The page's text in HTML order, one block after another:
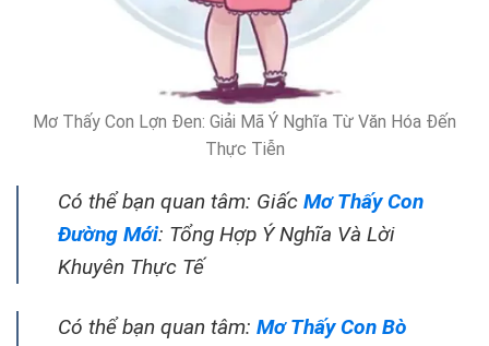
Mơ Thấy Con Lợn Đen: Giải Mã Ý Nghĩa Từ Văn Hóa Đến
Thực Tiễn
Có thể bạn quan tâm: Giấc Mơ Thấy Con
Đường Mới: Tổng Hợp Ý Nghĩa Và Lời
Khuyên Thực Tế
Có thể bạn quan tâm: Mơ Thấy Con Bò